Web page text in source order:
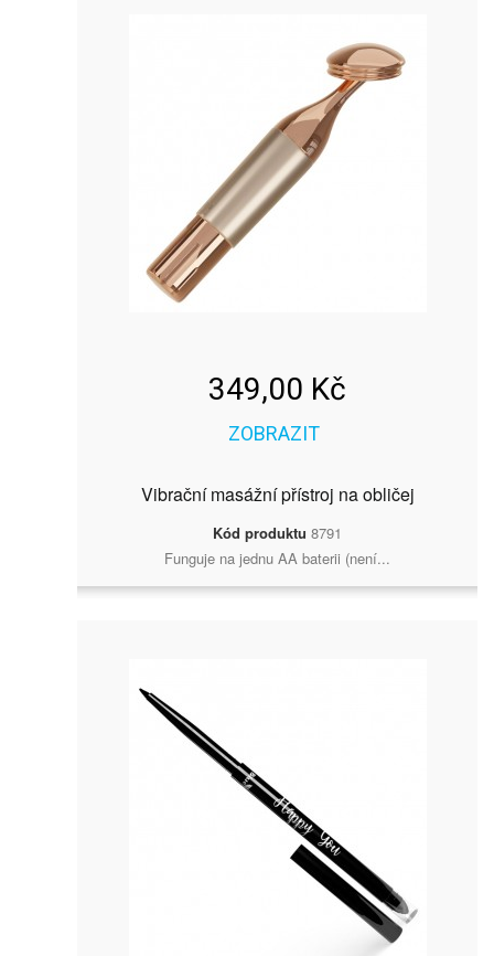
349,00 Kč
ZOBRAZIT
Vibrační masážní přístroj na obličej
Kód produktu 8791
Funguje na jednu AA baterii (není...